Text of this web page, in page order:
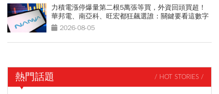
力積電漲停爆量第二根5萬張等買，外資回頭買超！
華邦電、南亞科、旺宏都狂飆選誰：關鍵要看這數字
2026-08-05
熱門話題 / HOT STORIES /